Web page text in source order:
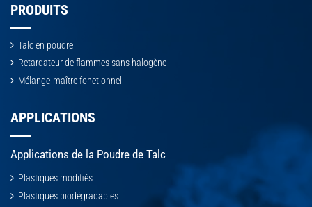
PRODUITS
Talc en poudre
Retardateur de flammes sans halogène
Mélange-maître fonctionnel
APPLICATIONS
Applications de la Poudre de Talc
Plastiques modifiés
Plastiques biodégradables